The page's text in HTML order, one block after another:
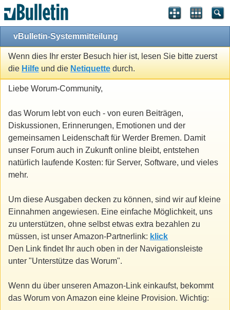
vBulletin-Systemmitteilung
Wenn dies Ihr erster Besuch hier ist, lesen Sie bitte zuerst
die Hilfe und die Netiquette durch.
Liebe Worum-Community,
das Worum lebt von euch - von euren Beiträgen,
Diskussionen, Erinnerungen, Emotionen und der
gemeinsamen Leidenschaft für Werder Bremen. Damit
unser Forum auch in Zukunft online bleibt, entstehen
natürlich laufende Kosten: für Server, Software, und vieles
mehr.
Um diese Ausgaben decken zu können, sind wir auf kleine
Einnahmen angewiesen. Eine einfache Möglichkeit, uns
zu unterstützen, ohne selbst etwas extra bezahlen zu
müssen, ist unser Amazon-Partnerlink: klick
Den Link findet Ihr auch oben in der Navigationsleiste
unter "Unterstütze das Worum".
Wenn du über unseren Amazon-Link einkaufst, bekommt
das Worum von Amazon eine kleine Provision. Wichtig: